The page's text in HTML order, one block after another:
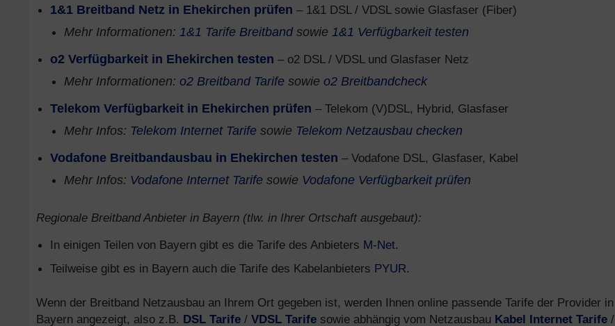
1&1 Breitband Netz in Ehekirchen prüfen – 1&1 DSL / VDSL sowie Glasfaser (Fiber)
Mehr Informationen: 1&1 Tarife Breitbandsowie 1&1 Verfügbarkeit testen
o2 Verfügbarkeit in Ehekirchen testen – o2 DSL / VDSL und Glasfaser Netz
Mehr Informationen: o2 Breitband Tarife sowie o2 Breitbandcheck
Telekom Verfügbarkeit in Ehekirchen prüfen – Telekom (V)DSL, Hybrid, Glasfaser
Mehr Infos: Telekom Internet Tarife sowie Telekom Netzausbau checken
Vodafone Breitbandausbau in Ehekirchen testen – Vodafone DSL, Glasfaser, Kabel
Mehr Infos: Vodafone Internet Tarife sowie Vodafone Verfügbarkeit prüfen
Regionale Breitband Anbieter in Bayern (tlw. in Ihrer Ortschaft ausgebaut):
In einigen Teilen von Bayern gibt es die Tarife des Anbieters M-Net.
Teilweise gibt es in Bayern auch die Tarife des Kabelanbieters PYUR.
Wenn der Breitband Netzausbau an Ihrem Ort gegeben ist, werden Ihnen online passende Tarife der Provider in
Bayern angezeigt, also z.B. DSL Tarife / VDSL Tarife sowie abhängig vom Netzausbau Kabel Internet Tarife /